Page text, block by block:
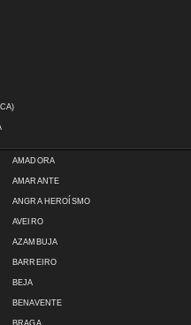
AMADORA
AMARANTE
ANGRA HEROÍSMO
AVEIRO
AZAMBUJA
BARREIRO
BEJA
BENAVENTE
BRAGA